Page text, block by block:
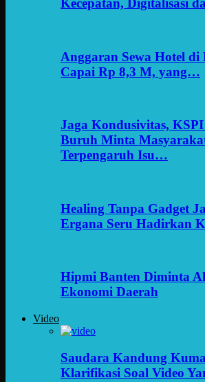
Kecepatan, Digitalisasi
Anggaran Sewa Hotel di
Capai Rp 8,3 M, yang…
Jaga Kondusivitas,
Buruh Minta
Terpengaruh Isu…
Healing Tanpa Gadget
Ergana Seru Hadirkan
Hipmi Banten Diminta
Ekonomi Daerah
Video
Saudara Kandung
Klarifikasi Soal Video